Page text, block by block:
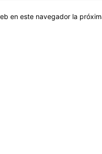
en este navegador la